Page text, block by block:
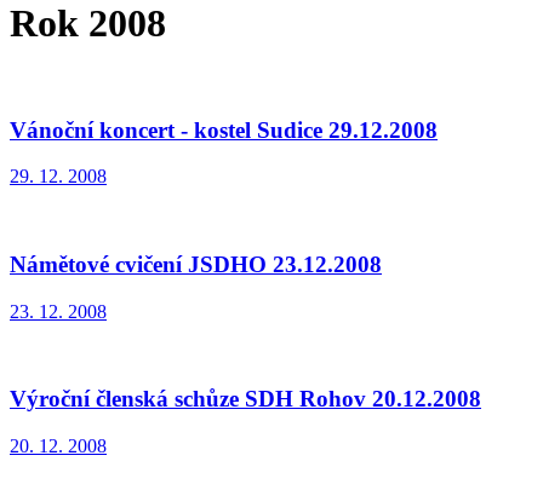
Rok 2008
Vánoční koncert - kostel Sudice 29.12.2008
29. 12. 2008
Námětové cvičení JSDHO 23.12.2008
23. 12. 2008
Výroční členská schůze SDH Rohov 20.12.2008
20. 12. 2008